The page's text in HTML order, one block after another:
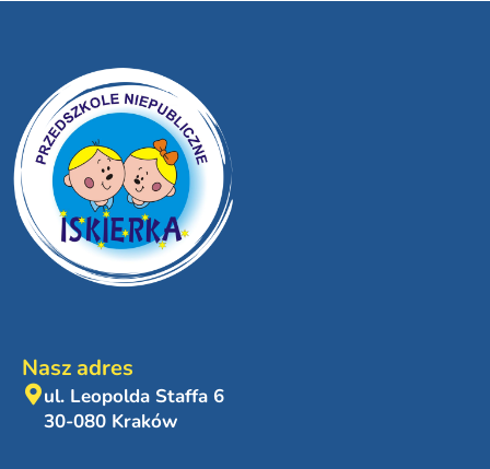
Nasz adres
ul. Leopolda Staffa 6
30-080 Kraków